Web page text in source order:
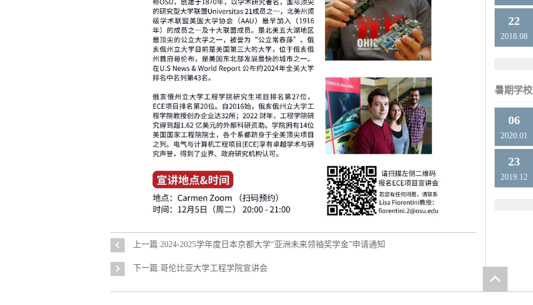
上一篇:2024-2025学年度日本京都大学“亚洲未来领袖奖学金”申请通知
下一篇:哥伦比亚大学工程学院宣讲会
22
2018.08
暑期学校
06
2020.01
23
2019.12